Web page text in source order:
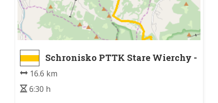
Schronisko PTTK Stare Wierchy -
Wielkim
16.6 km
6:30 h